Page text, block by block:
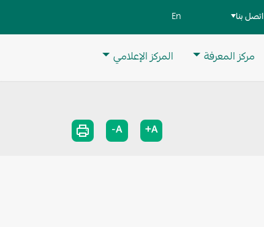
اتصل بنا En
مركز المعرفة المركز الإعلامي
A+
A-